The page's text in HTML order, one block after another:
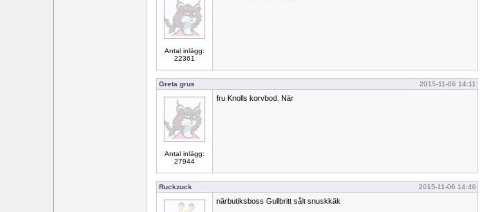
Antal inlägg:
22361
Greta grus 2015-11-06 14:11
Antal inlägg:
27944
fru Knolls korvbod. När
Ruckzuck 2015-11-06 14:46
närbutiksboss Gullbritt sålt snuskkäk